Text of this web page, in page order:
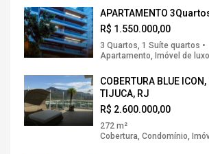
APARTAMENTO
R$ 1.550.000,00
3 Quartos, 1 Suíte quartos •
Apartamento, Imóvel de luxo
COBERTURA BLUE
TIJUCA, RJ
R$ 2.600.000,00
272 m²
Cobertura, Condomínio,